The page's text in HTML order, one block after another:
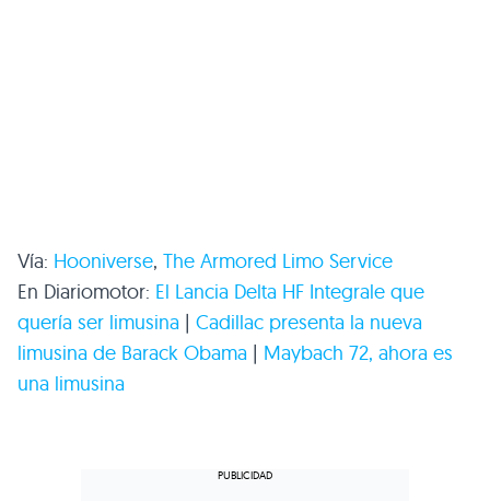
Vía: Hooniverse, The Armored Limo Service
En Diariomotor: El Lancia Delta HF Integrale que
quería ser limusina | Cadillac presenta la nueva
limusina de Barack Obama | Maybach 72, ahora es
una limusina